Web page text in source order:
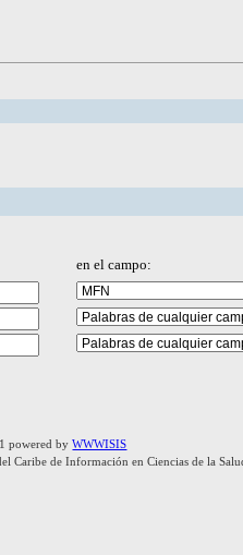
en el campo:
powered byWWWISIS
Caribe de Información en Ciencias de la